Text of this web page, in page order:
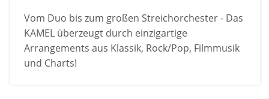
Vom Duo bis zum großen Streichorchester - Das
KAMEL überzeugt durch einzigartige
Arrangements aus Klassik, Rock/Pop, Filmmusik
und Charts!